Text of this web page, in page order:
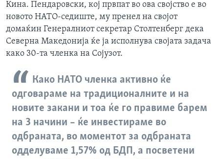
Кина. Пендаровски, кој првпат во ова својство е во
новото НАТО-седиште, му пренел на својот
домаќин Генералниот секретар Столтенберг дека
Северна Македонија ќе ја исполнува својата задача
како 30-та членка на Сојузот.
Како НАТО членка активно ќе
одговараме на традиционалните и на
новите закани и тоа ќе го правиме барем
на 3 начини – ќе инвестираме во
одбраната, во моментот за одбраната
одделуваме 1,57% од БДП, а посветени